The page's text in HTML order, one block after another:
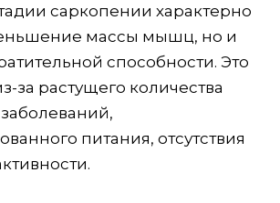
саркопении характерно
массы мышц, но и
способности. Это
за растущего количества
питания, отсутствия